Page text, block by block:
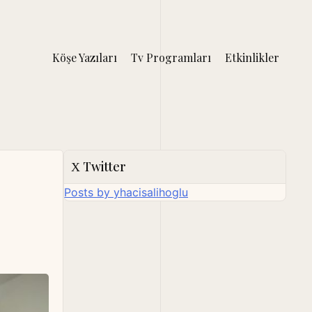
Köşe Yazıları Tv Programları Etkinlikler
Twitter
Posts by yhacisalihoglu